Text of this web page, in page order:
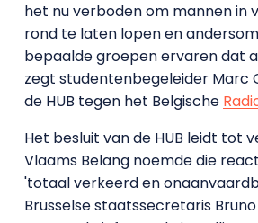
het nu verboden om mannen in
rond te laten lopen en
bepaalde groepen ervaren dat
zegt studentenbegeleider Marc
de HUB tegen het Belgische
Het besluit van de HUB leidt tot
Vlaams Belang noemde die
'totaal verkeerd en
Brusselse staatssecretaris